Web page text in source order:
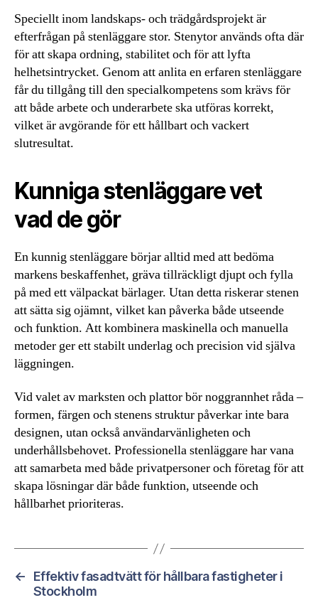
Speciellt inom landskaps- och trädgårdsprojekt är
efterfrågan på stenläggare stor. Stenytor används ofta där
för att skapa ordning, stabilitet och för att lyfta
helhetsintrycket. Genom att anlita en erfaren stenläggare
får du tillgång till den specialkompetens som krävs för
att både arbete och underarbete ska utföras korrekt,
vilket är avgörande för ett hållbart och vackert
slutresultat.
Kunniga stenläggare vet
vad de gör
En kunnig stenläggare börjar alltid med att bedöma
markens beskaffenhet, gräva tillräckligt djupt och fylla
på med ett välpackat bärlager. Utan detta riskerar stenen
att sätta sig ojämnt, vilket kan påverka både utseende
och funktion. Att kombinera maskinella och manuella
metoder ger ett stabilt underlag och precision vid själva
läggningen.
Vid valet av marksten och plattor bör noggrannhet råda –
formen, färgen och stenens struktur påverkar inte bara
designen, utan också användarvänligheten och
underhållsbehovet. Professionella stenläggare har vana
att samarbeta med både privatpersoner och företag för att
skapa lösningar där både funktion, utseende och
hållbarhet prioriteras.
←
Effektiv fasadtvätt för hållbara fastigheter i
Stockholm